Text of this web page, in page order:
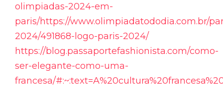
olimpiadas-2024-em-
paris/https://www.olimpiadatododia.com.br/
2024/491868-logo-paris-2024/
https://blog.passaportefashionista.com/como-
ser-elegante-como-uma-
francesa/